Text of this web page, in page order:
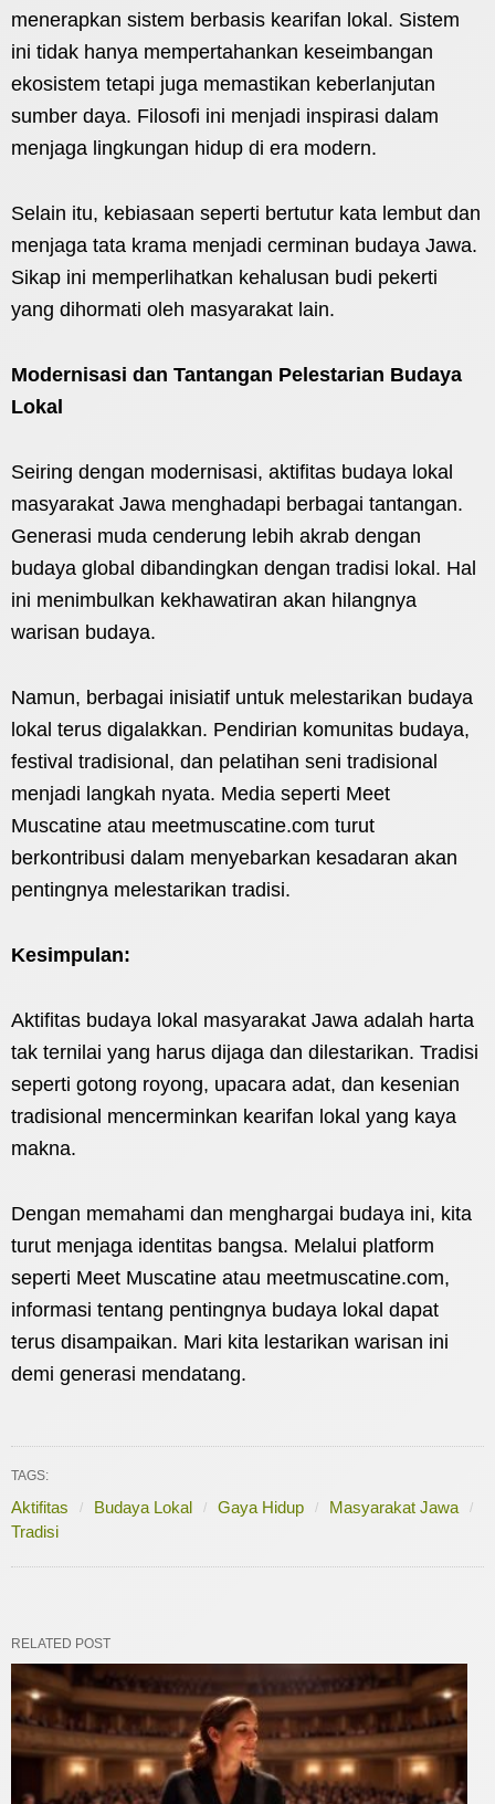
menerapkan sistem berbasis kearifan lokal. Sistem
ini tidak hanya mempertahankan keseimbangan
ekosistem tetapi juga memastikan keberlanjutan
sumber daya. Filosofi ini menjadi inspirasi dalam
menjaga lingkungan hidup di era modern.
Selain itu, kebiasaan seperti bertutur kata lembut dan
menjaga tata krama menjadi cerminan budaya Jawa.
Sikap ini memperlihatkan kehalusan budi pekerti
yang dihormati oleh masyarakat lain.
Modernisasi dan Tantangan Pelestarian Budaya
Lokal
Seiring dengan modernisasi, aktifitas budaya lokal
masyarakat Jawa menghadapi berbagai tantangan.
Generasi muda cenderung lebih akrab dengan
budaya global dibandingkan dengan tradisi lokal. Hal
ini menimbulkan kekhawatiran akan hilangnya
warisan budaya.
Namun, berbagai inisiatif untuk melestarikan budaya
lokal terus digalakkan. Pendirian komunitas budaya,
festival tradisional, dan pelatihan seni tradisional
menjadi langkah nyata. Media seperti Meet
Muscatine atau meetmuscatine.com turut
berkontribusi dalam menyebarkan kesadaran akan
pentingnya melestarikan tradisi.
Kesimpulan:
Aktifitas budaya lokal masyarakat Jawa adalah harta
tak ternilai yang harus dijaga dan dilestarikan. Tradisi
seperti gotong royong, upacara adat, dan kesenian
tradisional mencerminkan kearifan lokal yang kaya
makna.
Dengan memahami dan menghargai budaya ini, kita
turut menjaga identitas bangsa. Melalui platform
seperti Meet Muscatine atau meetmuscatine.com,
informasi tentang pentingnya budaya lokal dapat
terus disampaikan. Mari kita lestarikan warisan ini
demi generasi mendatang.
TAGS:
Aktifitas Budaya Lokal Gaya Hidup
Masyarakat Jawa
Tradisi
RELATED POST